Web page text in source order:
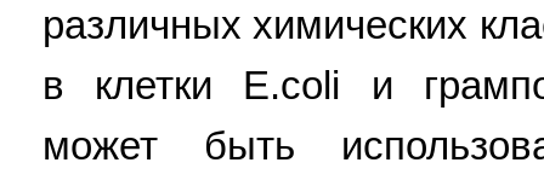
различных химических
в клетки E.coli и
может быть